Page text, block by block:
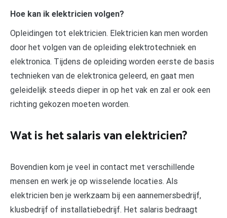
Hoe kan ik elektricien volgen?
Opleidingen tot elektricien. Elektricien kan men worden
door het volgen van de opleiding elektrotechniek en
elektronica. Tijdens de opleiding worden eerste de basis
technieken van de elektronica geleerd, en gaat men
geleidelijk steeds dieper in op het vak en zal er ook een
richting gekozen moeten worden.
Wat is het salaris van elektricien?
Bovendien kom je veel in contact met verschillende
mensen en werk je op wisselende locaties. Als
elektricien ben je werkzaam bij een aannemersbedrijf,
klusbedrijf of installatiebedrijf. Het salaris bedraagt